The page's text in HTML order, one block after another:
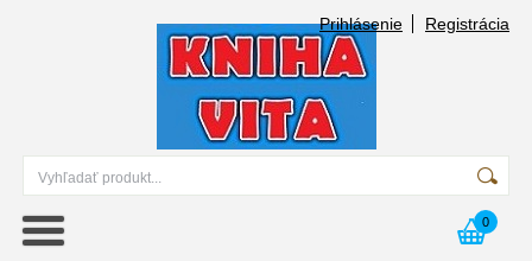
Prihlásenie Registrácia
0